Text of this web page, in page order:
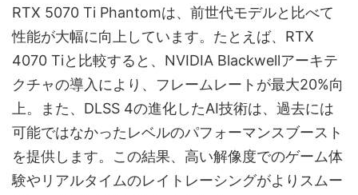
RTX 5070 Ti Phantomは、前世代モデルと比べて
性能が大幅に向上しています。たとえば、RTX
4070 Tiと比較すると、NVIDIA Blackwellアーキテ
クチャの導入により、フレームレートが最大20%向
上。また、DLSS 4の進化したAI技術は、過去には
可能ではなかったレベルのパフォーマンスブースト
を提供します。この結果、高い解像度でのゲーム体
験やリアルタイムのレイトレーシングがよりスムー